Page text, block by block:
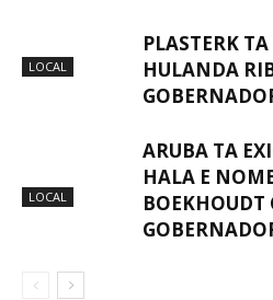
LOCAL
PLASTERK
HULANDA
LOCAL
ARUBA TA
HALA E
BOEKHOUDT